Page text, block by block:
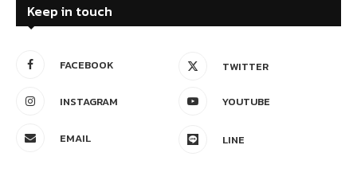
Keep in touch
FACEBOOK TWITTER
INSTAGRAM YOUTUBE
EMAIL LINE